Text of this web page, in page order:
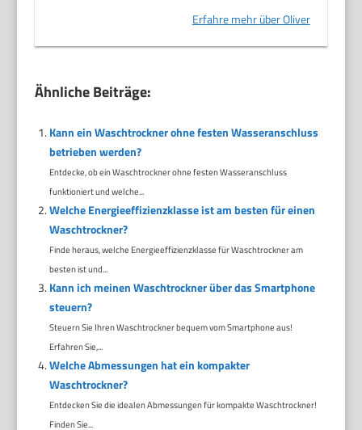
Erfahre mehr über Oliver
Ähnliche Beiträge:
Kann ein Waschtrockner ohne festen Wasseranschluss
betrieben werden?
Entdecke, ob ein Waschtrockner ohne festen Wasseranschluss
funktioniert und welche...
Welche Energieeffizienzklasse ist am besten für einen
Waschtrockner?
Finde heraus, welche Energieeffizienzklasse für Waschtrockner am
besten ist und...
Kann ich meinen Waschtrockner über das Smartphone
steuern?
Steuern Sie Ihren Waschtrockner bequem vom Smartphone aus!
Erfahren Sie,...
Welche Abmessungen hat ein kompakter
Waschtrockner?
Entdecken Sie die idealen Abmessungen für kompakte Waschtrockner!
Finden Sie...